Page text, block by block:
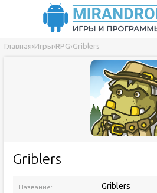
Главная›Игры›RPG›Griblers
Griblers
Название: Griblers